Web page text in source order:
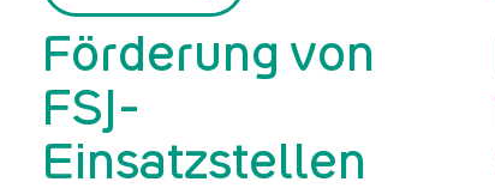
Förderung von
FSJ-
Einsatzstellen